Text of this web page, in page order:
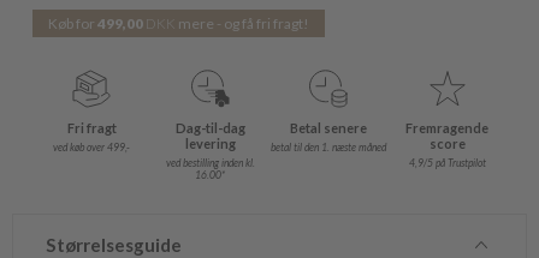
Køb for499,00 DKK mere - og få fri fragt!
Fri fragt
ved køb over 499,-
Dag-til-dag
levering
ved bestilling inden kl.
16.00*
Betal senere
betal til den 1. næste måned
Fremragende
score
4,9/5 på Trustpilot
Størrelsesguide